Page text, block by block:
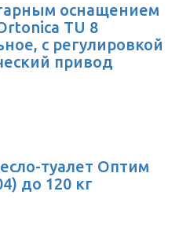
оснащением
TU 8
с регулировкой
привод
туалет Оптим
до 120 кг